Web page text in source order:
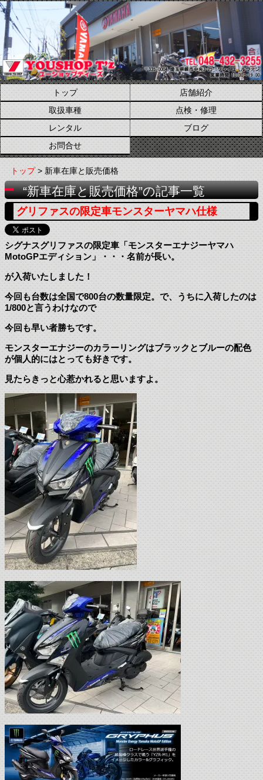
トップ
店舗紹介
取扱車種
点検・修理
レンタル
ブログ
お問合せ
トップ> 新車在庫と販売価格
“新車在庫と販売価格”の記事一覧
グリファスの限定車モンスターヤマハ仕様
シグナスグリファスの限定車「モンスターエナジーヤマハ
MotoGPエディション」・・・名前が長い。
が入荷いたしました！
今回も台数は全国で800台の数量限定。で、うちに入荷したのは
1/800と言うわけなので
今回も早い者勝ちです。
モンスターエナジーのカラーリングはブラックとブルーの配色
が個人的にはとっても好きです。
見たらきっと心惹かれると思いますよ。